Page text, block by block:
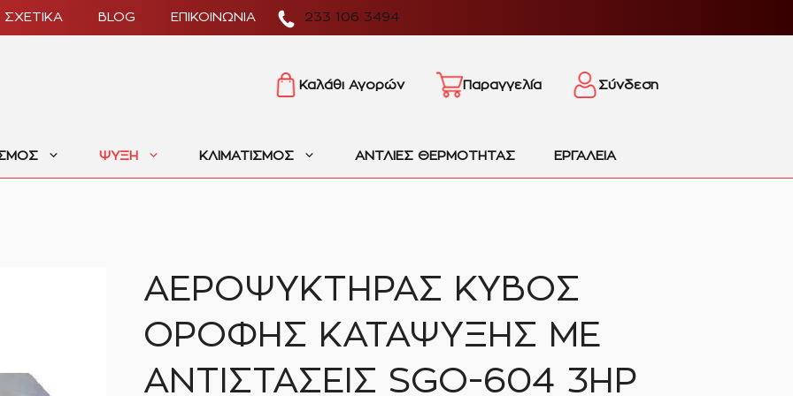
233 106 3494
ΣΧΕΤΙΚΑ BLOG ΕΠΙΚΟΙΝΩΝΙΑ
Καλάθι Αγορών Παραγγελία Σύνδεση
ΨΥΞΗ ΚΛΙΜΑΤΙΣΜΟΣ ΑΝΤΛΙΕΣ ΘΕΡΜΟΤΗΤΑΣ ΕΡΓΑΛΕΙΑ
ΑΕΡΟΨΥΚΤΗΡΑΣ ΚΥΒΟΣ
ΟΡΟΦΗΣ ΚΑΤΑΨΥΞΗΣ ΜΕ
ΑΝΤΙΣΤΑΣΕΙΣ SGO-604 3HP